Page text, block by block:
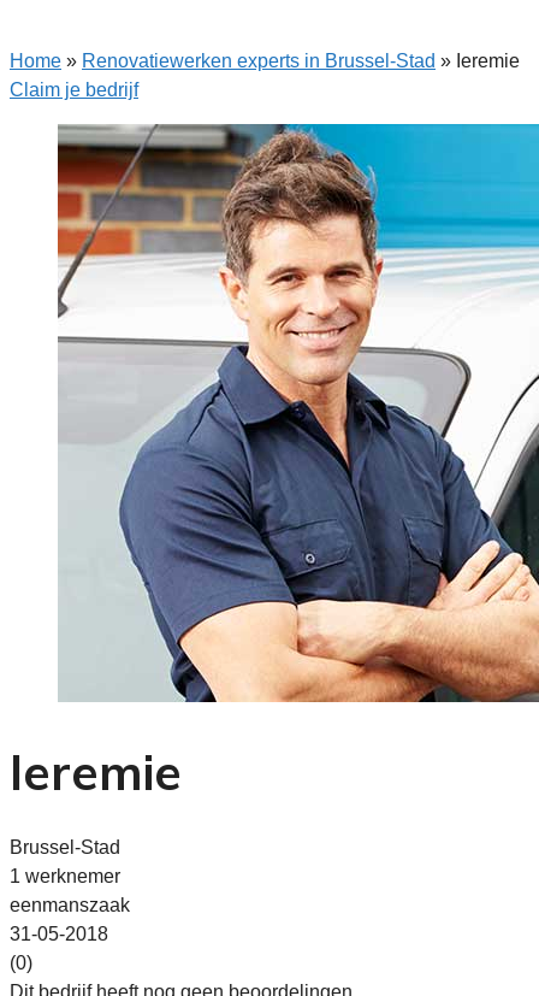
Home » Renovatiewerken experts in Brussel-Stad » Ieremie
Claim je bedrijf
Ieremie
Brussel-Stad
1 werknemer
eenmanszaak
31-05-2018
(0)
Dit bedrijf heeft nog geen beoordelingen.